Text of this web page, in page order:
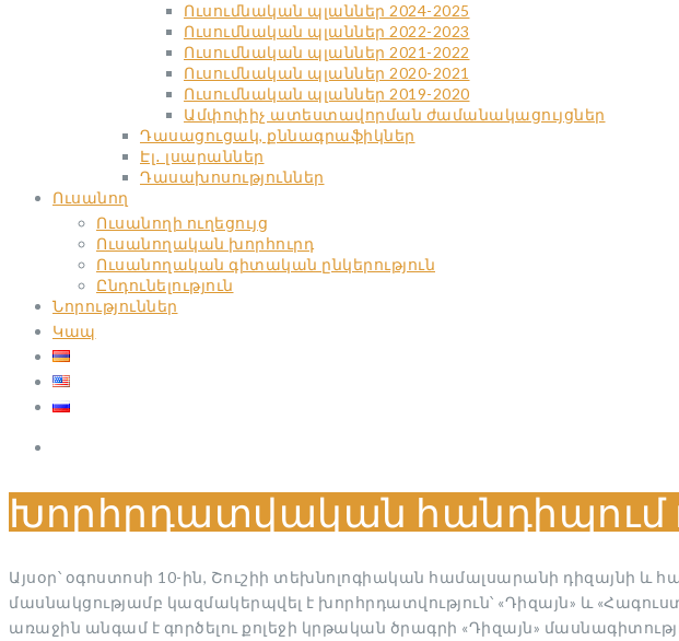
Ուսումնական պլաններ 2024-2025
Ուսումնական պլաններ 2022-2023
Ուսումնական պլաններ 2021-2022
Ուսումնական պլաններ 2020-2021
Ուսումնական պլաններ 2019-2020
Ամփոփիչ ատեստավորման ժամանակացույցներ
Դասացուցակ, քննագրաֆիկներ
Էլ․ լսարաններ
Դասախոսություններ
Ուսանող
Ուսանողի ուղեցույց
Ուսանողական խորհուրդ
Ուսանողական գիտական ընկերություն
Ընդունելություն
Նորություններ
Կապ
Խորհրդատվական հանդիպում
Այսօր՝ օգոստոսի 10-ին, Շուշիի տեխնոլոգիական համալսարանի
մասնակցությամբ կազմակերպվել է խորհրդատվություն՝ «Դիզայն» և
առաջին անգամ է գործելու քոլեջի կրթական ծրագրի «Դիզայն»